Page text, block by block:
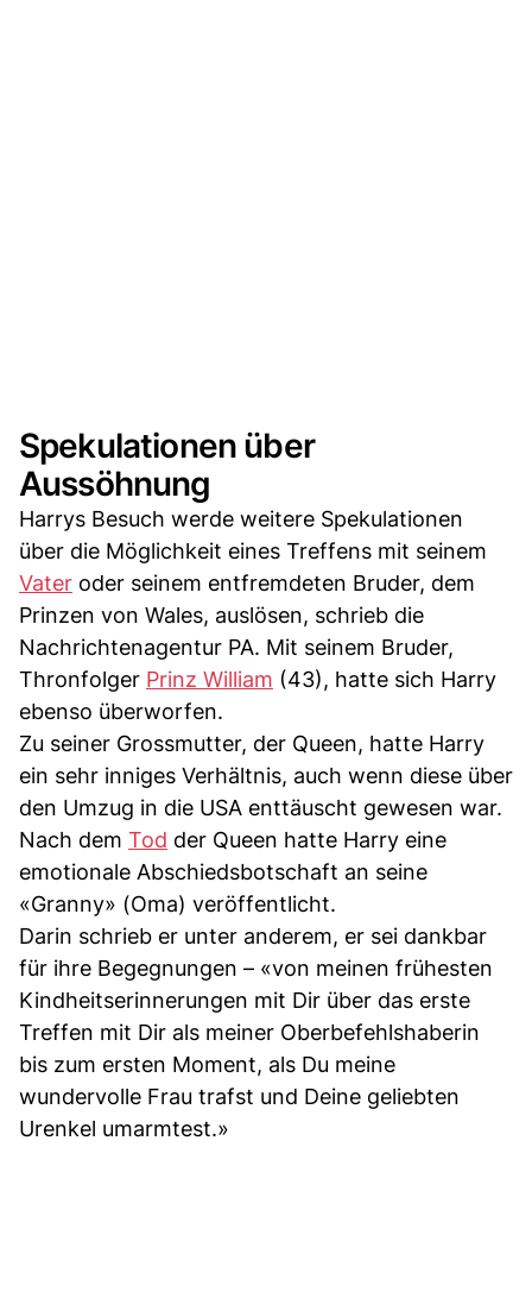
Spekulationen über
Aussöhnung
Harrys Besuch werde weitere Spekulationen
über die Möglichkeit eines Treffens mit seinem
Vater oder seinem entfremdeten Bruder, dem
Prinzen von Wales, auslösen, schrieb die
Nachrichtenagentur PA. Mit seinem Bruder,
Thronfolger Prinz William (43), hatte sich Harry
ebenso überworfen.
Zu seiner Grossmutter, der Queen, hatte Harry
ein sehr inniges Verhältnis, auch wenn diese über
den Umzug in die USA enttäuscht gewesen war.
Nach dem Tod der Queen hatte Harry eine
emotionale Abschiedsbotschaft an seine
«Granny» (Oma) veröffentlicht.
Darin schrieb er unter anderem, er sei dankbar
für ihre Begegnungen – «von meinen frühesten
Kindheitserinnerungen mit Dir über das erste
Treffen mit Dir als meiner Oberbefehlshaberin
bis zum ersten Moment, als Du meine
wundervolle Frau trafst und Deine geliebten
Urenkel umarmtest.»